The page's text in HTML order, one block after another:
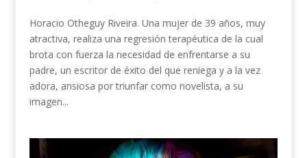
Horacio Otheguy Riveira. Una mujer de 39 años, muy
atractiva, realiza una regresión terapéutica de la cual
brota con fuerza la necesidad de enfrentarse a su
padre, un escritor de éxito del que reniega y a la vez
adora, ansiosa por triunfar como novelista, a su
imagen...